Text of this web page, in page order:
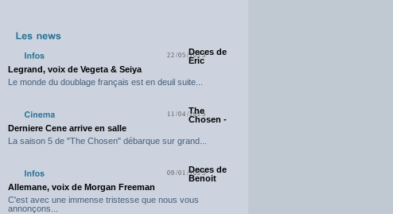
22/05/2025Deces de
Eric
Legrand, voix de Vegeta & Seiya
Le monde du doublage français est en deuil suite...
11/04/2025
The
Chosen -
Derniere Cene arrive en salle
La saison 5 de "The Chosen" débarque sur grand...
09/01/2025Deces de
Benoit
Allemane, voix de Morgan Freeman
C'est avec une immense tristesse que nous vous
annonçons...